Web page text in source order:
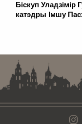
Біскуп Уладзімір
катэдры Імшу